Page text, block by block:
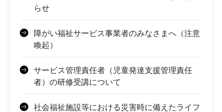
らせ
障がい福祉サービス事業者のみなさまへ（注意
喚起）
サービス管理責任者（児童発達支援管理責任
者）の研修受講について
社会福祉施設等における災害時に備えたライフ